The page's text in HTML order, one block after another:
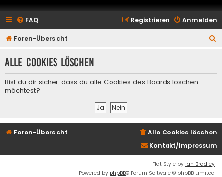
FAQ Anmelden
Registrieren
Foren-Übersicht
h
Alle Cookies löschen
Bist du dir sicher, dass du alle Cookies des Boards löschen
möchtest?
Foren-Übersicht
Alle Cookies löschen
Kontakt/Impressum
Flat Style by Ian Bradley
Powered by phpBB® Forum Software © phpBB Limited